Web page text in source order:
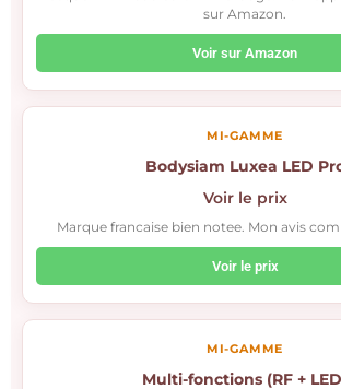
sur Amazon.
Voir sur Amazon
MI-GAMME
Bodysiam Luxea LED
Voir le prix
Marque francaise bien notee. Mon avis
Voir le prix
MI-GAMME
Multi-fonctions (RF +